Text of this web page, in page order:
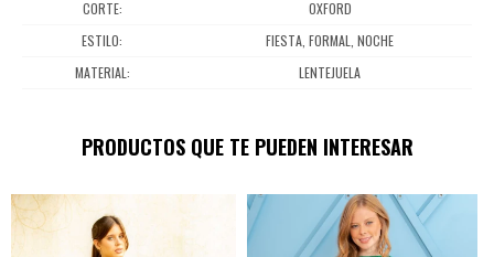
CORTE
OXFORD
ESTILO
FIESTA, FORMAL, NOCHE
MATERIAL
LENTEJUELA
PRODUCTOS QUE TE PUEDEN INTERESAR